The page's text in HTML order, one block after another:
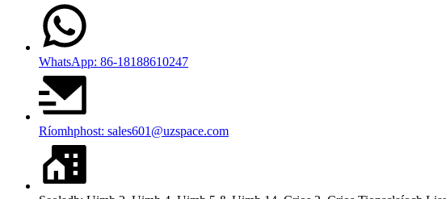
WhatsApp: 86-18188610247
Ríomhphost: sales601@uzspace.com